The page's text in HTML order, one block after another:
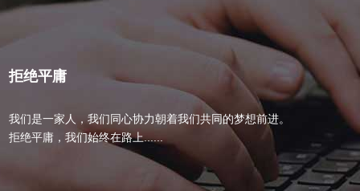
拒绝平庸
我们是一家人，我们同心协力朝着我们共同的梦想前进。
拒绝平庸，我们始终在路上......